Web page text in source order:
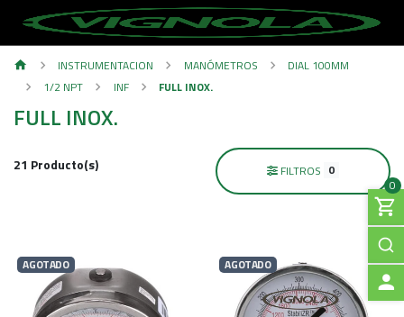
0
A
INSTRUMENTACION MANÓMETROS
DIAL 100MM
1/2 NPT
INF FULL INOX.
FULL INOX.
21 Producto(s) FILTROS 0
AGOTADO AGOTADO